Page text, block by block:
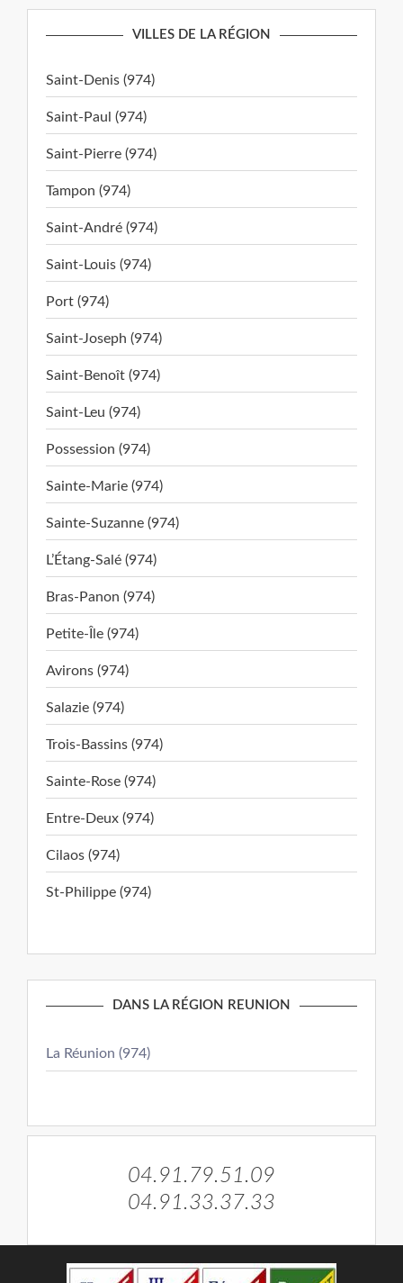
VILLES DE LA RÉGION
Saint-Denis (974)
Saint-Paul (974)
Saint-Pierre (974)
Tampon (974)
Saint-André (974)
Saint-Louis (974)
Port (974)
Saint-Joseph (974)
Saint-Benoît (974)
Saint-Leu (974)
Possession (974)
Sainte-Marie (974)
Sainte-Suzanne (974)
L’Étang-Salé (974)
Bras-Panon (974)
Petite-Île (974)
Avirons (974)
Salazie (974)
Trois-Bassins (974)
Sainte-Rose (974)
Entre-Deux (974)
Cilaos (974)
St-Philippe (974)
DANS LA RÉGION REUNION
La Réunion (974)
04.91.79.51.09
04.91.33.37.33